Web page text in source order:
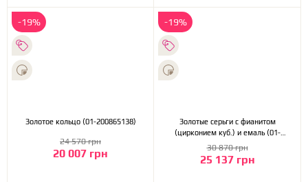
-19%
Золотое кольцо (01-200865138)
20 007 грн
24 570 грн
-19%
Золотые серьги с фианитом
(цирконием куб.) и емаль (01-
200884725)
25 137 грн
30 870 грн